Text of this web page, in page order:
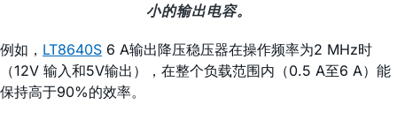
小的输出电容。
例如， LT8640S 6 A输出降压稳压器在操作频率为2 MHz时
（12V 输入和5V输出），在整个负载范围内（0.5 A至6 A）能
保持高于90%的效率。